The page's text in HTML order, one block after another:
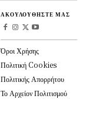
ΑΚΟΥΛΟΥΘΗΣΤΕ ΜΑΣ
Όροι Χρήσης
Πολιτική Cookies
Πολιτικής Απορρήτου
Το Αρχείον Πολιτισμού